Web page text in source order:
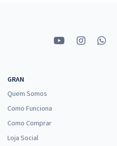
GRAN
Quem Somos
Como Funciona
Como Comprar
Loja Social